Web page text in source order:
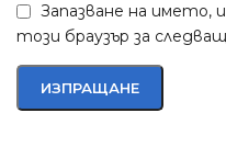
Запазване на името,
този браузър за